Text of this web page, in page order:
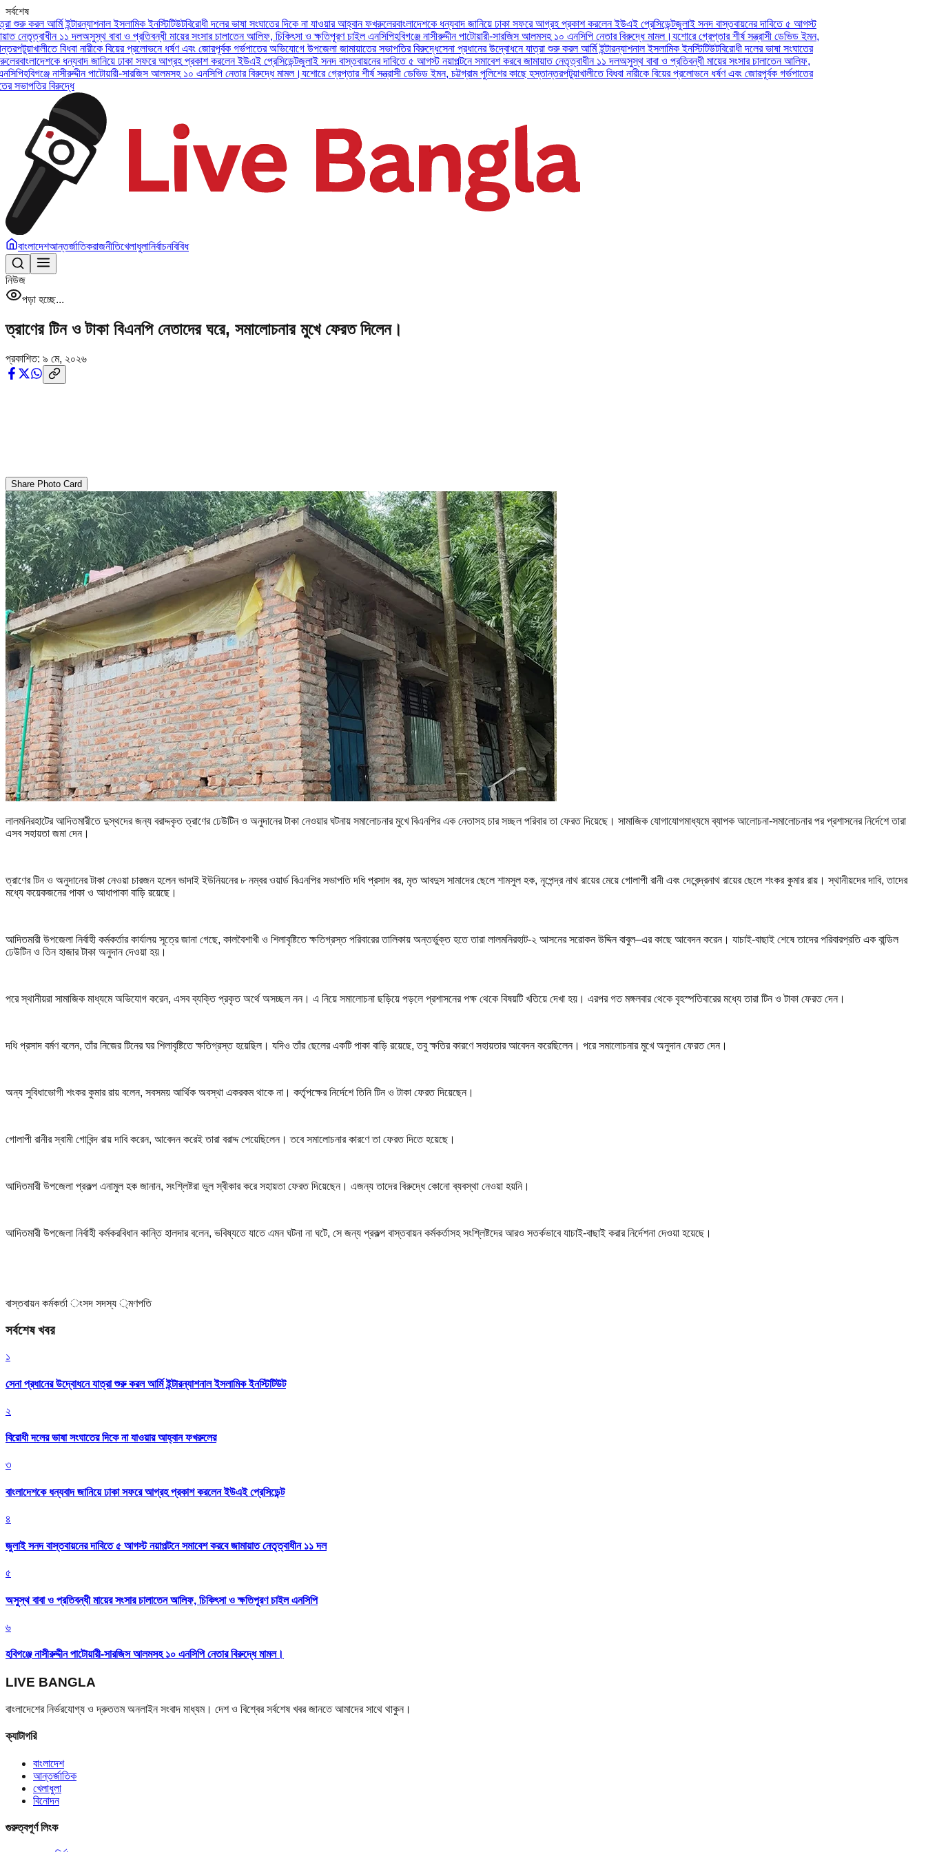
সর্বশেষ
ইসলামিক ইনস্টিটিউটবিরোধী দলের ভাষা সংঘাতের দিকে না যাওয়ার আহ্বান ফখরুলেরবাংলাদেশকে ধন্যবাদ জানিয়ে ঢাকা সফরে আগ্রহ প্রকাশ করলেন ইউএই প্রেসিডেন্টজুলাই সনদ বাস্তবায়নের দাবিতে ৫ আগস্ট
দলঅসুস্থ বাবা ও প্রতিবন্ধী মায়ের সংসার চালাতেন আলিফ, চিকিৎসা ও ক্ষতিপূরণ চাইল এনসিপিহবিগঞ্জে নাসীরুদ্দীন পাটোয়ারী-সারজিস আলমসহ ১০ এনসিপি নেতার বিরুদ্ধে মামল।যশোরে গ্রেপ্তার শীর্ষ সন্ত্রাসী ডেভিড ইমন,
নারীকে বিয়ের প্রলোভনে ধর্ষণ এবং জোরপূর্বক গর্ভপাতের অভিযোগে উপজেলা জামায়াতের সভাপতির বিরুদ্ধেসেনা প্রধানের উদ্বোধনে যাত্রা শুরু করল আর্মি ইন্টারন্যাশনাল ইসলামিক ইনস্টিটিউটবিরোধী দলের ভাষা সংঘাতের
ধন্যবাদ জানিয়ে ঢাকা সফরে আগ্রহ প্রকাশ করলেন ইউএই প্রেসিডেন্টজুলাই সনদ বাস্তবায়নের দাবিতে ৫ আগস্ট নয়াপল্টনে সমাবেশ করবে জামায়াত নেতৃত্বাধীন ১১ দলঅসুস্থ বাবা ও প্রতিবন্ধী মায়ের সংসার চালাতেন আলিফ,
পাটোয়ারী-সারজিস আলমসহ ১০ এনসিপি নেতার বিরুদ্ধে মামল।যশোরে গ্রেপ্তার শীর্ষ সন্ত্রাসী ডেভিড ইমন, চট্টগ্রাম পুলিশের কাছে হস্তান্তরপটুয়াখালীতে বিধবা নারীকে বিয়ের প্রলোভনে ধর্ষণ এবং জোরপূর্বক গর্ভপাতের
বাংলাদেশআন্তর্জাতিকরাজনীতিখেলাধুলানির্বাচনবিবিধ
নিউজ
পড়া হচ্ছে...
ত্রাণের টিন ও টাকা বিএনপি নেতাদের ঘরে, সমালোচনার মুখে ফেরত দিলেন।
প্রকাশিত: ৯ মে, ২০২৬
Share Photo Card
লালমনিরহাটের আদিতমারীতে দুস্থদের জন্য বরাদ্দকৃত ত্রাণের ঢেউটিন ও অনুদানের টাকা নেওয়ার ঘটনায় সমালোচনার মুখে বিএনপির এক নেতাসহ চার সচ্ছল পরিবার তা ফেরত দিয়েছে। সামাজিক যোগাযোগমাধ্যমে ব্যাপক আলোচনা-সমালোচনার পর প্রশাসনের নির্দেশে তারা
এসব সহায়তা জমা দেন।
ত্রাণের টিন ও অনুদানের টাকা নেওয়া চারজন হলেন ভাদাই ইউনিয়নের ৮ নম্বর ওয়ার্ড বিএনপির সভাপতিদধি প্রসাদ বর, মৃত আবদুস সামাদের ছেলে শামসুল হক, নৃপেন্দ্র নাথ রায়ের মেয়ে গোলাপী রানী এবং দেবেন্দ্রনাথ রায়ের ছেলে শংকর কুমার রায়। স্থানীয়দের দাবি, তাদের
মধ্যে কয়েকজনের পাকা ও আধাপাকা বাড়ি রয়েছে।
আদিতমারী উপজেলা নির্বাহী কর্মকর্তার কার্যালয় সূত্রে জানা গেছে, কালবৈশাখী ও শিলাবৃষ্টিতে ক্ষতিগ্রস্ত পরিবারের তালিকায় অন্তর্ভুক্ত হতে তারা লালমনিরহাট-২ আসনের সরোকন উদ্দিন বাবুল–এর কাছে আবেদন করেন। যাচাই-বাছাই শেষে তাদের পরিবারপ্রতি এক বান্ডিল
ঢেউটিন ও তিন হাজার টাকা অনুদান দেওয়া হয়।
পরে স্থানীয়রা সামাজিক মাধ্যমে অভিযোগ করেন, এসব ব্যক্তি প্রকৃত অর্থে অসচ্ছল নন। এ নিয়ে সমালোচনা ছড়িয়ে পড়লে প্রশাসনের পক্ষ থেকে বিষয়টি খতিয়ে দেখা হয়। এরপর গত মঙ্গলবার থেকে বৃহস্পতিবারের মধ্যে তারা টিন ও টাকা ফেরত দেন।
দধি প্রসাদ বর্মণ বলেন, তাঁর নিজের টিনের ঘর শিলাবৃষ্টিতে ক্ষতিগ্রস্ত হয়েছিল। যদিও তাঁর ছেলের একটি পাকা বাড়ি রয়েছে, তবু ক্ষতির কারণে সহায়তার আবেদন করেছিলেন। পরে সমালোচনার মুখে অনুদান ফেরত দেন।
অন্য সুবিধাভোগী শংকর কুমার রায় বলেন, সবসময় আর্থিক অবস্থা একরকম থাকে না। কর্তৃপক্ষের নির্দেশে তিনি টিন ও টাকা ফেরত দিয়েছেন।
গোলাপী রানীর স্বামী গোবিন্দ রায় দাবি করেন, আবেদন করেই তারা বরাদ্দ পেয়েছিলেন। তবে সমালোচনার কারণে তা ফেরত দিতে হয়েছে।
আদিতমারী উপজেলা প্রকল্প এনামুল হক জানান, সংশ্লিষ্টরা ভুল স্বীকার করে সহায়তা ফেরত দিয়েছেন। এজন্য তাদের বিরুদ্ধে কোনো ব্যবস্থা নেওয়া হয়নি।
আদিতমারী উপজেলা নির্বাহী কর্মকরবিধান কান্তি হালদারবলেন, ভবিষ্যতে যাতে এমন ঘটনা না ঘটে, সে জন্য প্রকল্প বাস্তবায়ন কর্মকর্তাসহ সংশ্লিষ্টদের আরও সতর্কভাবে যাচাই-বাছাই করার নির্দেশনা দেওয়া হয়েছে।
বাস্তবায়ন কর্মকর্তা ংসদ সদস্য ্মণপতি
সর্বশেষ খবর
১
সেনা প্রধানের উদ্বোধনে যাত্রা শুরু করল আর্মি ইন্টারন্যাশনাল ইসলামিক ইনস্টিটিউট
২
বিরোধী দলের ভাষা সংঘাতের দিকে না যাওয়ার আহ্বান ফখরুলের
৩
বাংলাদেশকে ধন্যবাদ জানিয়ে ঢাকা সফরে আগ্রহ প্রকাশ করলেন ইউএই প্রেসিডেন্ট
৪
জুলাই সনদ বাস্তবায়নের দাবিতে ৫ আগস্ট নয়াপল্টনে সমাবেশ করবে জামায়াত নেতৃত্বাধীন ১১ দল
৫
অসুস্থ বাবা ও প্রতিবন্ধী মায়ের সংসার চালাতেন আলিফ, চিকিৎসা ও ক্ষতিপূরণ চাইল এনসিপি
৬
হবিগঞ্জে নাসীরুদ্দীন পাটোয়ারী-সারজিস আলমসহ ১০ এনসিপি নেতার বিরুদ্ধে মামল।
LIVE BANGLA
বাংলাদেশের নির্ভরযোগ্য ও দ্রুততম অনলাইন সংবাদ মাধ্যম। দেশ ও বিশ্বের সর্বশেষ খবর জানতে আমাদের সাথে থাকুন।
ক্যাটাগরি
বাংলাদেশ
আন্তর্জাতিক
খেলাধুলা
বিনোদন
গুরুত্বপূর্ণ লিংক